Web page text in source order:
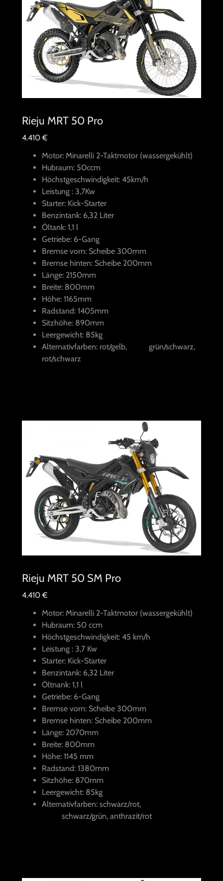
Rieju MRT 50 Pro
4.410 €
Motor: Minarelli 2-Taktmotor (wassergekühlt)
Hubraum: 50ccm
Höchstgeschwindigkeit: 45km/h
Leistung : 3,7Kw
Starter: Kick-Starter
Benzintank: 6,32 Liter
Öltank: 1,1 l
Getriebe: 6-Gang
Bremse vorn: Scheibe 300mm
Bremse hinten: Scheibe 200mm
Länge: 2150mm
Breite: 800mm
Höhe: 1165mm
Radstand: 1405mm
Sitzhöhe: 890mm
Leergewicht: 85kg
Alternativfarben: rot/gelb, grün/schwarz,
rot/schwarz
Rieju MRT 50 SM Pro
4.410 €
Motor: Minarelli 2-Taktmotor (wassergekühlt)
Hubraum: 50 ccm
Höchstgeschwindigkeit: 45 km/h
Leistung : 3,7 Kw
Starter: Kick-Starter
Benzintank: 6,32 Liter
Öltnank: 1,1 l
Getriebe: 6-Gang
Bremse vorn: Scheibe 300mm
Bremse hinten: Scheibe 200mm
Länge: 2070mm
Breite: 800mm
Höhe: 1145 mm
Radstand: 1380mm
Sitzhöhe: 870mm
Leergewicht: 85kg
Alternativfarben: schwarz/rot,
schwarz/grün, anthrazit/rot